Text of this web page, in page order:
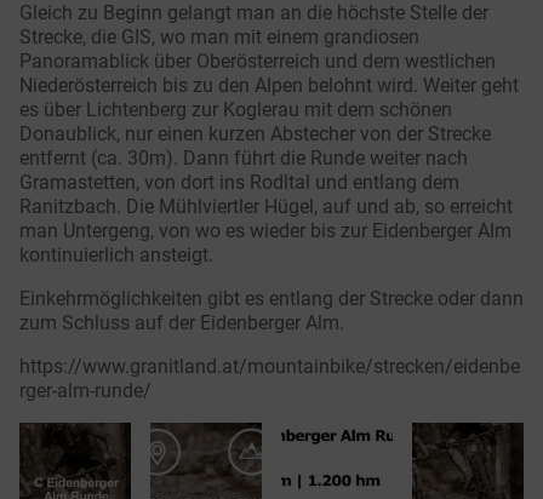
Gleich zu Beginn gelangt man an die höchste Stelle der
Strecke, die GIS, wo man mit einem grandiosen
Panoramablick über Oberösterreich und dem westlichen
Niederösterreich bis zu den Alpen belohnt wird. Weiter geht
es über Lichtenberg zur Koglerau mit dem schönen
Donaublick, nur einen kurzen Abstecher von der Strecke
entfernt (ca. 30m). Dann führt die Runde weiter nach
Gramastetten, von dort ins Rodltal und entlang dem
Ranitzbach. Die Mühlviertler Hügel, auf und ab, so erreicht
man Untergeng, von wo es wieder bis zur Eidenberger Alm
kontinuierlich ansteigt.
Einkehrmöglichkeiten gibt es entlang der Strecke oder dann
zum Schluss auf der Eidenberger Alm.
https://www.granitland.at/mountainbike/strecken/eidenbe
rger-alm-runde/